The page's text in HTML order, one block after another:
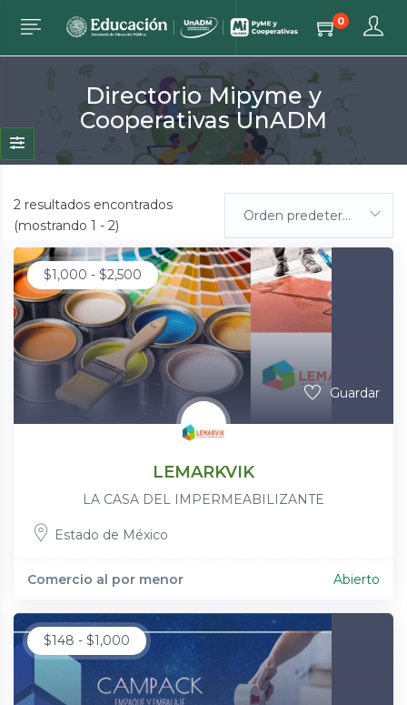
0
Directorio Mipyme y
Cooperativas UnADM
2 resultados encontrados
(mostrando 1 - 2)
Orden predeterminada
$1,000 - $2,500
Guardar
LEMARKVIK
LA CASA DEL IMPERMEABILIZANTE
Estado de México
Comercio al por menor Abierto
$148 - $1,000